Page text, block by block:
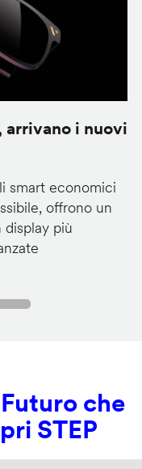
i nuovi
smart economici
offrono un
più
che
STEP